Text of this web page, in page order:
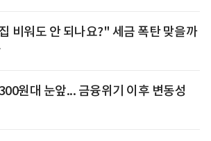
비워도 안 되나요?" 세금 폭탄 맞을까
원대 눈앞... 금융위기 이후 변동성